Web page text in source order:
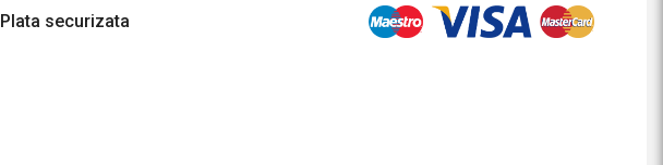
Plata securizata